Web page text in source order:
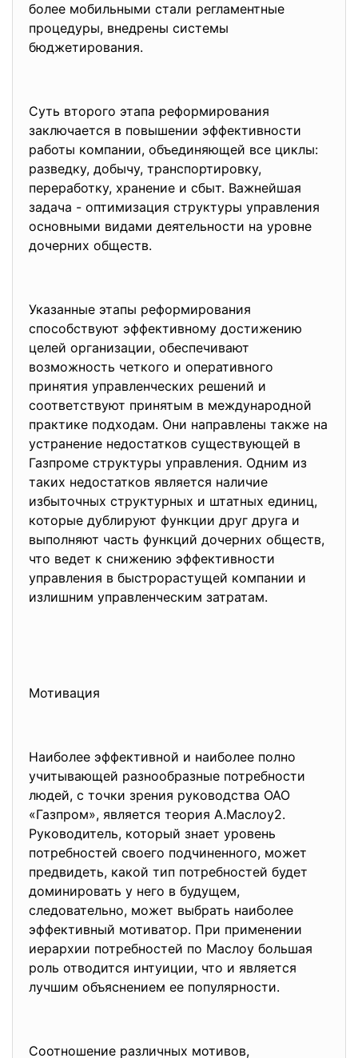
более мобильными стали регламентные
процедуры, внедрены системы
бюджетирования.
Суть второго этапа реформирования
заключается в повышении эффективности
работы компании, объединяющей все циклы:
разведку, добычу, транспортировку,
переработку, хранение и сбыт. Важнейшая
задача - оптимизация структуры управления
основными видами деятельности на уровне
дочерних обществ.
Указанные этапы реформирования
способствуют эффективному достижению
целей организации, обеспечивают
возможность четкого и оперативного
принятия управленческих решений и
соответствуют принятым в международной
практике подходам. Они направлены также на
устранение недостатков существующей в
Газпроме структуры управления. Одним из
таких недостатков является наличие
избыточных структурных и штатных единиц,
которые дублируют функции друг друга и
выполняют часть функций дочерних обществ,
что ведет к снижению эффективности
управления в быстрорастущей компании и
излишним управленческим затратам.
Мотивация
Наиболее эффективной и наиболее полно
учитывающей разнообразные потребности
людей, с точки зрения руководства ОАО
«Газпром», является теория А.Маслоу2.
Руководитель, который знает уровень
потребностей своего подчиненного, может
предвидеть, какой тип потребностей будет
доминировать у него в будущем,
следовательно, может выбрать наиболее
эффективный мотиватор. При применении
иерархии потребностей по Маслоу большая
роль отводится интуиции, что и является
лучшим объяснением ее популярности.
Соотношение различных мотивов,